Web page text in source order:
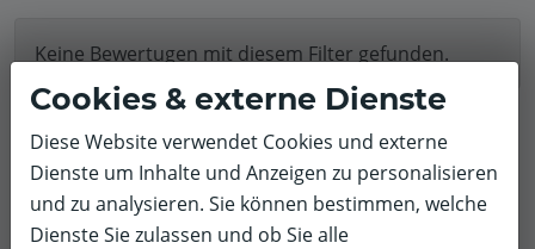
Keine Bewertugen mit diesem Filter gefunden.
Filter zurücksetzen
Cookies & externe Dienste
Diese Website verwendet Cookies und externe
Dienste um Inhalte und Anzeigen zu personalisieren
und zu analysieren. Sie können bestimmen, welche
Dienste Sie zulassen und ob Sie alle